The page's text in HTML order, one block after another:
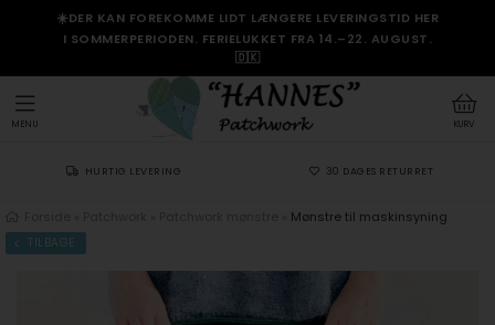
☀️DER KAN FOREKOMME LIDT LÆNGERE LEVERINGSTID HER
I SOMMERPERIODEN. FERIELUKKET FRA 14.–22. AUGUST.
🇩🇰
KURV
MENU
HURTIG LEVERING 30 DAGES RETURRET
Mønstre til maskinsyning
TILBAGE